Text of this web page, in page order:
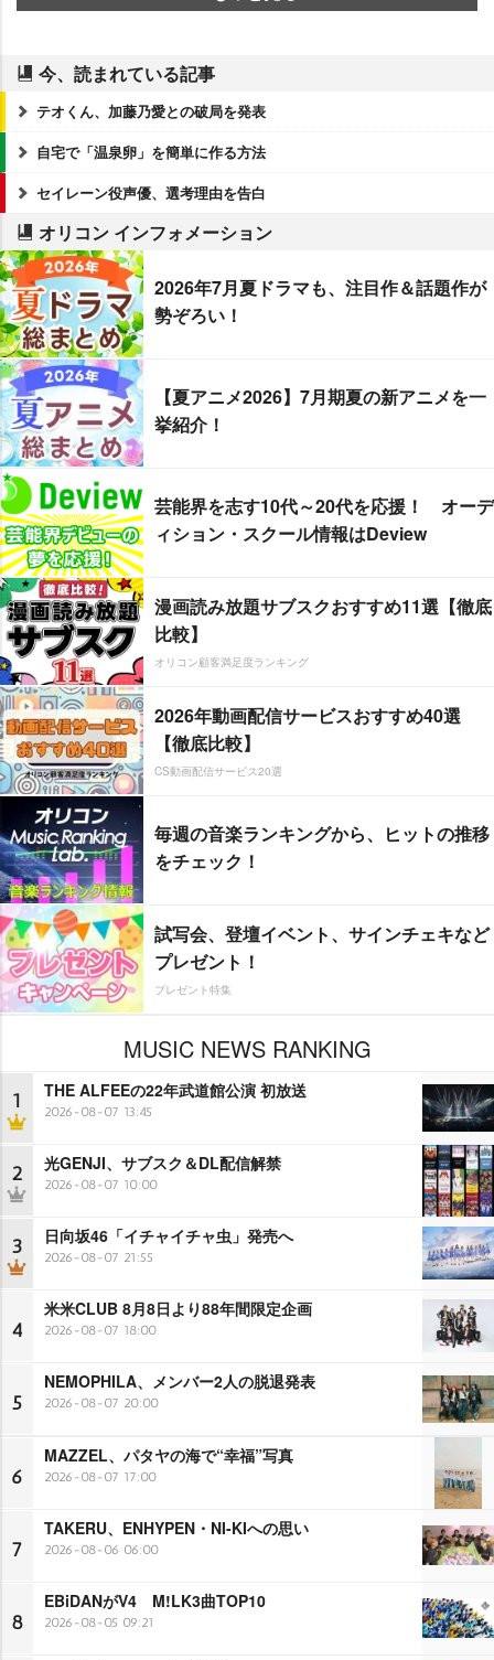
今、読まれている記事
テオくん、加藤乃愛との破局を発表
自宅で「温泉卵」を簡単に作る方法
セイレーン役声優、選考理由を告白
オリコン インフォメーション
2026年7月夏ドラマも、注目作＆話題作が
勢ぞろい！
【夏アニメ2026】7月期夏の新アニメを一
挙紹介！
芸能界を志す10代～20代を応援！ オーデ
ィション・スクール情報はDeview
漫画読み放題サブスクおすすめ11選【徹底
比較】
オリコン顧客満足度ランキング
2026年動画配信サービスおすすめ40選
【徹底比較】
CS動画配信サービス20選
毎週の音楽ランキングから、ヒットの推移
をチェック！
試写会、登壇イベント、サインチェキなど
プレゼント！
プレゼント特集
MUSIC NEWS RANKING
1 THE ALFEEの22年武道館公演 初放送
2026-08-07 13:45
2 光GENJI、サブスク＆DL配信解禁
2026-08-07 10:00
3 日向坂46「イチャイチャ虫」発売へ
2026-08-07 21:55
4
米米CLUB 8月8日より88年間限定企画
2026-08-07 18:00
5
NEMOPHILA、メンバー2人の脱退発表
2026-08-07 20:00
6
MAZZEL、パタヤの海で“幸福”写真
2026-08-07 17:00
7
TAKERU、ENHYPEN・NI-KIへの思い
2026-08-06 06:00
8
EBiDANがV4 M!LK3曲TOP10
2026-08-05 09:21